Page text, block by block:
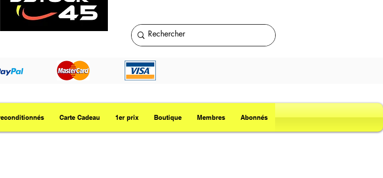
Carte Cadeau 1er prix Boutique Membres Abonnés